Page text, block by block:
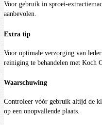
Voor gebruik in sproei-
aanbevolen.
Extra tip
Voor optimale verzorging van
reiniging te behandelen met Koch
Waarschuwing
Controleer vóór gebruik altijd de
op een onopvallende plaats.